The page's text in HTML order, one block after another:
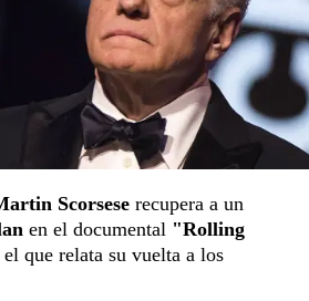
Scorsese recupera a un
en el documental "Rolling
el que relata su vuelta a los